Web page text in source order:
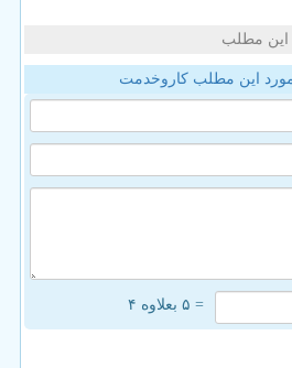
این مطلب
این مطلب کاروخدمت
= ۵ بعلاوه ۴